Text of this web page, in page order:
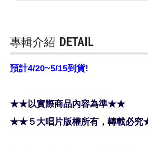
專輯介紹 DETAIL
預計4/20~5/15到貨!
★★以實際商品內容為準★★
★★５大唱片版權所有，轉載必